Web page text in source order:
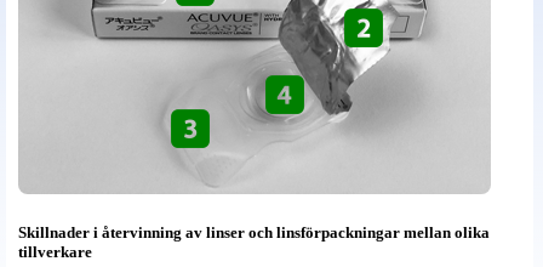
Skillnader i återvinning av linser och linsförpackningar mellan olika
tillverkare